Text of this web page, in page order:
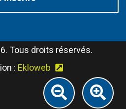
Tous droits réservés.
: Ekloweb